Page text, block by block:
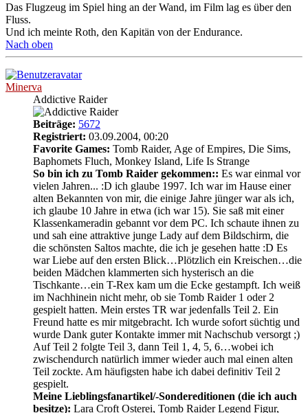
Das Flugzeug im Spiel hing an der Wand, im Film lag es über den
Fluss.
Und ich meinte Roth, den Kapitän von der Endurance.
Nach oben
Minerva
Addictive Raider
Beiträge: 5672
Registriert: 03.09.2004, 00:20
Favorite Games: Tomb Raider, Age of Empires, Die Sims,
Baphomets Fluch, Monkey Island, Life Is Strange
So bin ich zu Tomb Raider gekommen:: Es war einmal vor
vielen Jahren... :D ich glaube 1997. Ich war im Hause einer
alten Bekannten von mir, die einige Jahre jünger war als ich,
ich glaube 10 Jahre in etwa (ich war 15). Sie saß mit einer
Klassenkameradin gebannt vor dem PC. Ich schaute ihnen zu
und sah eine attraktive junge Lady auf dem Bildschirm, die
die schönsten Saltos machte, die ich je gesehen hatte :D Es
war Liebe auf den ersten Blick…Plötzlich ein Kreischen…die
beiden Mädchen klammerten sich hysterisch an die
Tischkante…ein T-Rex kam um die Ecke gestampft. Ich weiß
im Nachhinein nicht mehr, ob sie Tomb Raider 1 oder 2
gespielt hatten. Mein erstes TR war jedenfalls Teil 2. Ein
Freund hatte es mir mitgebracht. Ich wurde sofort süchtig und
wurde Dank guter Kontakte immer mit Nachschub versorgt ;)
Auf Teil 2 folgte Teil 3, dann Teil 1, 4, 5, 6…wobei ich
zwischendurch natürlich immer wieder auch mal einen alten
Teil zockte. Am häufigsten habe ich dabei definitiv Teil 2
gespielt.
Meine Lieblingsfanartikel/-Sondereditionen (die ich auch
besitze): Lara Croft Osterei, Tomb Raider Legend Figur,